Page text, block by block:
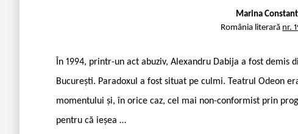
Marina
România literară nr.
În 1994, printr-un act abuziv, Alexandru Dabija a fost
București. Paradoxul a fost situat pe culmi. Teatrul Odeon
momentului și, în orice caz, cel mai non-conformist prin
pentru că ieșea …